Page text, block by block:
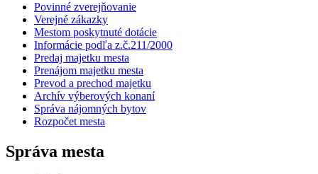
Povinné zverejňovanie
Verejné zákazky
Mestom poskytnuté dotácie
Informácie podľa z.č.211/2000
Predaj majetku mesta
Prenájom majetku mesta
Prevod a prechod majetku
Archív výberových konaní
Správa nájomných bytov
Rozpočet mesta
Správa mesta